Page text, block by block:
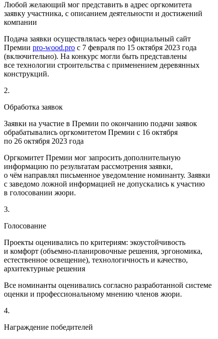
Любой желающий мог представить в адрес оргкомитета
заявку участника, с описанием деятельности и достижений
компании
Подача заявки осуществлялась через официальный сайт
Премии pro-wood.pro c 7 февраля по 15 октября 2023 года
(включительно). На конкурс могли быть представлены
все технологии строительства с применением деревянных
конструкций.
2.
Обработка заявок
Заявки на участие в Премии по окончанию подачи заявок
обрабатывались оргкомитетом Премии с 16 октября
по 26 октября 2023 года
Оргкомитет Премии мог запросить дополнительную
информацию по результатам рассмотрения заявки,
о чём направлял письменное уведомление номинанту. Заявки
с заведомо ложной информацией не допускались к участию
в голосовании жюри.
3.
Голосование
Проекты оценивались по критериям: экоустойчивость
и комфорт (объемно-планировочные решения, эргономика,
естественное освещение), технологичность и качество,
архитектурные решения
Все номинанты оценивались согласно разработанной системе
оценки и профессиональному мнению членов жюри.
4.
Награждение победителей